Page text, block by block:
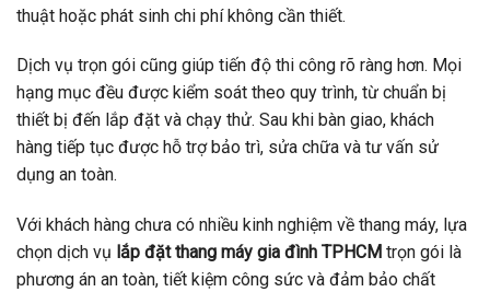
thuật hoặc phát sinh chi phí không cần thiết.
Dịch vụ trọn gói cũng giúp tiến độ thi công rõ ràng hơn. Mọi
hạng mục đều được kiểm soát theo quy trình, từ chuẩn bị
thiết bị đến lắp đặt và chạy thử. Sau khi bàn giao, khách
hàng tiếp tục được hỗ trợ bảo trì, sửa chữa và tư vấn sử
dụng an toàn.
Với khách hàng chưa có nhiều kinh nghiệm về thang máy, lựa
chọn dịch vụ lắp đặt thang máy gia đình TPHCM trọn gói là
phương án an toàn, tiết kiệm công sức và đảm bảo chất